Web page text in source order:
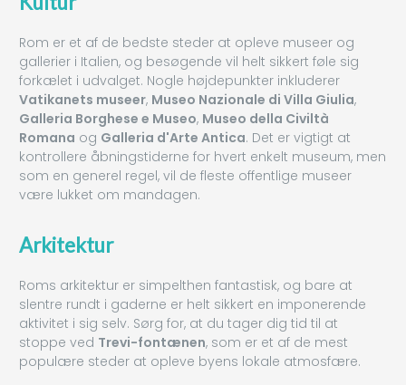
Rom er et af de bedste steder at opleve museer og
gallerier i Italien, og besøgende vil helt sikkert føle sig
forkælet i udvalget. Nogle højdepunkter inkluderer
Vatikanets museer, Museo Nazionale di Villa Giulia,
Galleria Borghese e Museo, Museo della Civiltà
Romana og Galleria d'Arte Antica. Det er vigtigt at
kontrollere åbningstiderne for hvert enkelt museum, men
som en generel regel, vil de fleste offentlige museer
være lukket om mandagen.
Arkitektur
Roms arkitektur er simpelthen fantastisk, og bare at
slentre rundt i gaderne er helt sikkert en imponerende
aktivitet i sig selv. Sørg for, at du tager dig tid til at
stoppe ved Trevi-fontænen, som er et af de mest
populære steder at opleve byens lokale atmosfære.